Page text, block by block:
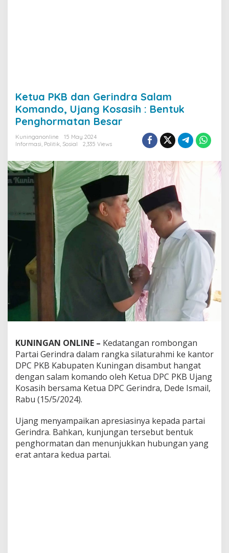
Ketua PKB dan Gerindra Salam
Komando, Ujang Kosasih : Bentuk
Penghormatan Besar
Kuninganonline
15 May 2024
Informasi, Politik, Sosial 2,335 Views
KUNINGAN ONLINE – Kedatangan rombongan
Partai Gerindra dalam rangka silaturahmi ke kantor
DPC PKB Kabupaten Kuningan disambut hangat
dengan salam komando oleh Ketua DPC PKB Ujang
Kosasih bersama Ketua DPC Gerindra, Dede Ismail,
Rabu (15/5/2024).
Ujang menyampaikan apresiasinya kepada partai
Gerindra. Bahkan, kunjungan tersebut bentuk
penghormatan dan menunjukkan hubungan yang
erat antara kedua partai.